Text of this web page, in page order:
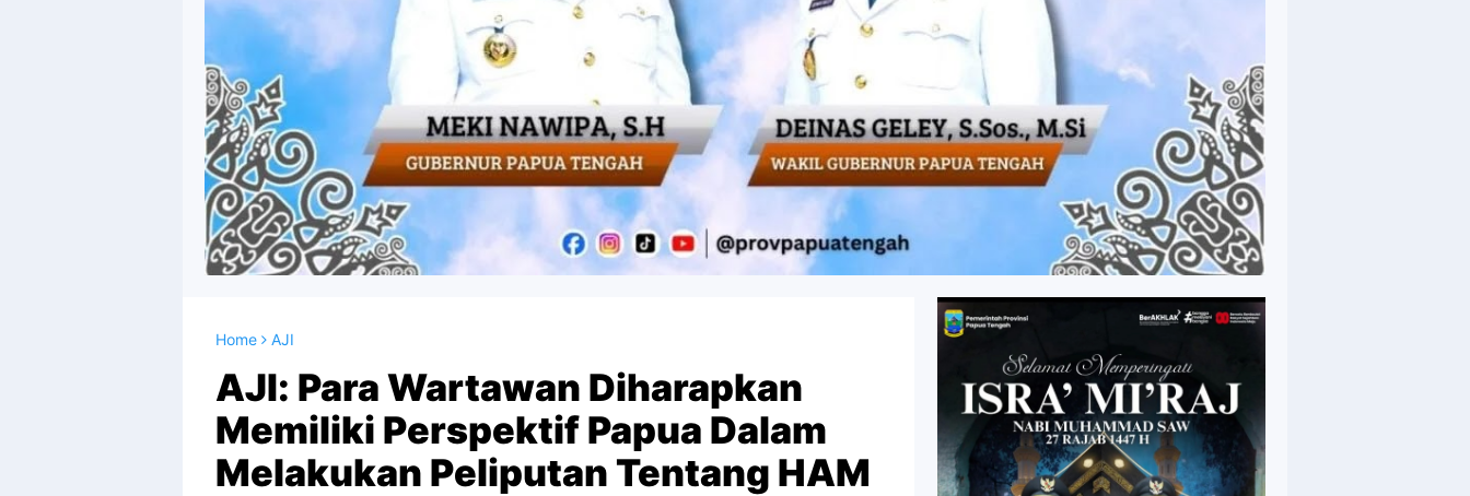
Home AJI
AJI: Para Wartawan Diharapkan
Memiliki Perspektif Papua Dalam
Melakukan Peliputan Tentang HAM